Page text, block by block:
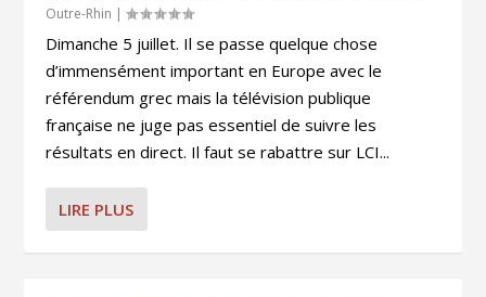
Outre-Rhin |
Dimanche 5 juillet. Il se passe quelque chose
d’immensément important en Europe avec le
référendum grec mais la télévision publique
française ne juge pas essentiel de suivre les
résultats en direct. Il faut se rabattre sur LCI...
LIRE PLUS